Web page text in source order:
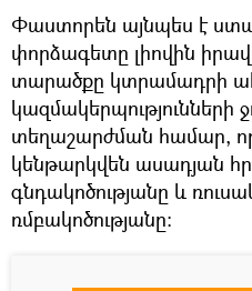
Փաստորեն այնպես է
փորձագետը լիովին
տարածքը կտրամադրի
կազմակերպությունների
տեղաշարժման համար,
կենթարկվեն ասադյան
գնդակոծությանը և
ռմբակոծությանը: